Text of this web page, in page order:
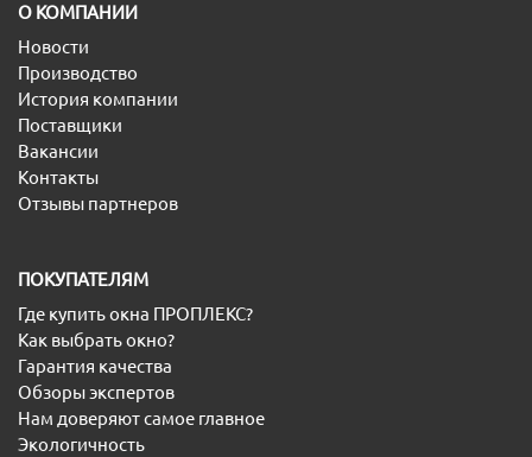
O КОМПАНИИ
Новости
Производство
История компании
Поставщики
Вакансии
Контакты
Отзывы партнеров
ПОКУПАТЕЛЯМ
Где купить окна ПРОПЛЕКС?
Как выбрать окно?
Гарантия качества
Обзоры экспертов
Нам доверяют самое главное
Экологичность